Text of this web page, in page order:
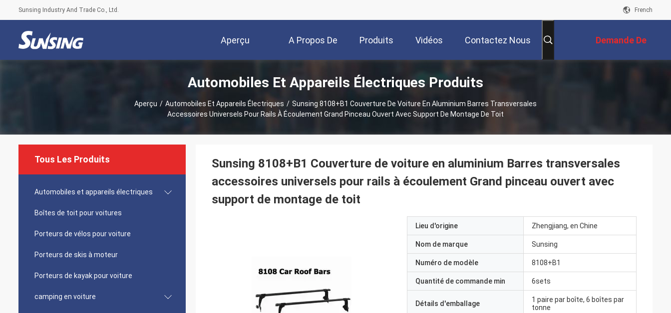
Sunsing Industry And Trade Co., Ltd. French
Aperçu A Propos De
Nous
Produits Vidéos Contactez Nous Demande De
Soumission
Automobiles Et Appareils Électriques Produits
Aperçu / Automobiles Et Appareils Électriques / Sunsing 8108+B1 Couverture De Voiture En Aluminium Barres Transversales
Accessoires Universels Pour Rails À Écoulement Grand Pinceau Ouvert Avec Support De Montage De Toit
Tous Les Produits
Automobiles et appareils électriques
Boîtes de toit pour voitures
Porteurs de vélos pour voiture
Porteurs de skis à moteur
Porteurs de kayak pour voiture
camping en voiture
Sunsing 8108+B1 Couverture de voiture en aluminium Barres transversales
accessoires universels pour rails à écoulement Grand pinceau ouvert avec
support de montage de toit
Lieu d'origine Zhengjiang, en Chine
Nom de marque Sunsing
Numéro de modèle 8108+B1
Quantité de commande min 6sets
Détails d'emballage
1 paire par boîte, 6 boîtes par
tonne